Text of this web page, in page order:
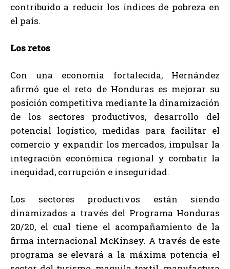
contribuido a reducir los índices de pobreza en
el país.
Los retos
Con una economía fortalecida, Hernández
afirmó que el reto de Honduras es mejorar su
posición competitiva mediante la dinamización
de los sectores productivos, desarrollo del
potencial logístico, medidas para facilitar el
comercio y expandir los mercados, impulsar la
integración económica regional y combatir la
inequidad, corrupción e inseguridad.
Los sectores productivos están siendo
dinamizados a través del Programa Honduras
20/20, el cual tiene el acompañamiento de la
firma internacional McKinsey. A través de este
programa se elevará a la máxima potencia el